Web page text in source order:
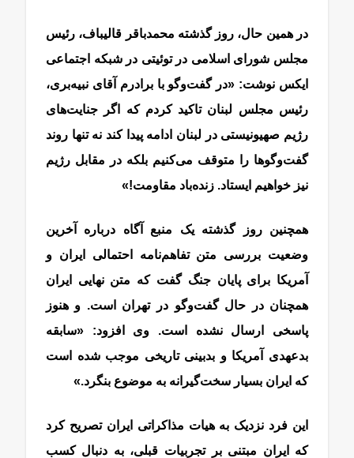
در همین حال، روز گذشته محمدباقر قالیباف، رئیس
مجلس شورای اسلامی در توئیتی در شبکه اجتماعی
ایکس نوشت: «در گفت‌وگو با برادرم آقای نبیه‌بری،
رئیس مجلس لبنان تاکید کردم که اگر جنایت‌های
رژیم صهیونیستی در لبنان ادامه پیدا کند نه تنها روند
گفت‌وگوها را متوقف می‌کنیم بلکه در مقابل رژیم
نیز خواهیم ایستاد. زنده‌باد مقاومت!»
همچنین روز گذشته یک منبع آگاه درباره آخرین
وضعیت بررسی متن تفاهم‌نامه احتمالی ایران و
آمریکا برای پایان جنگ گفت که متن نهایی ایران
همچنان در حال گفت‌وگو در تهران است. و هنوز
پاسخی ارسال نشده است. وی افزود: «سابقه
بدعهدی آمریکا و بدبینی تاریخی موجب شده است
که ایران بسیار سخت‌گیرانه به موضوع بنگرد.»
این فرد نزدیک به هیات مذاکراتی ایران تصریح کرد
که ایران مبتنی بر تجربیات قبلی، به دنبال کسب